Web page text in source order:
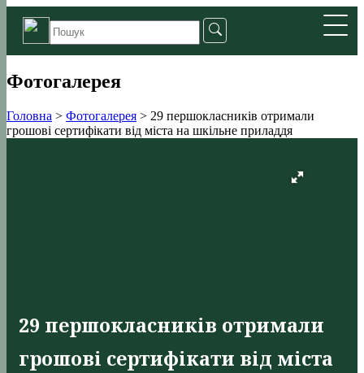
Фотогалерея
Головна > Фотогалерея > 29 першокласників отримали
грошові сертифікати від міста на шкільне приладдя
29 першокласників отримали
грошові сертифікати від міста